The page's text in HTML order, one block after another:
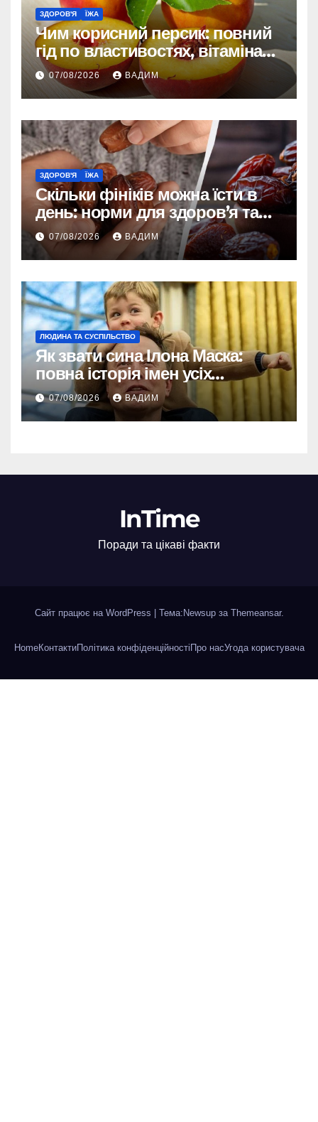
ЗДОРОВ'Я ЇЖА
Чим корисний персик: повний
гід по властивостях, вітамінах і
впливі на організм
07/08/2026 ВАДИМ
ЗДОРОВ'Я ЇЖА
Скільки фініків можна їсти в
день: норми для здоров’я та
енергії
07/08/2026 ВАДИМ
ЛЮДИНА ТА СУСПІЛЬСТВО
Як звати сина Ілона Маска:
повна історія імен усіх
хлопчиків мільярдера
07/08/2026 ВАДИМ
InTime
Поради та цікаві факти
Сайт працює на WordPress Тема:Newsup за Themeansar.
HomeКонтактиПолітика конфіденційностіПро насУгода користувача